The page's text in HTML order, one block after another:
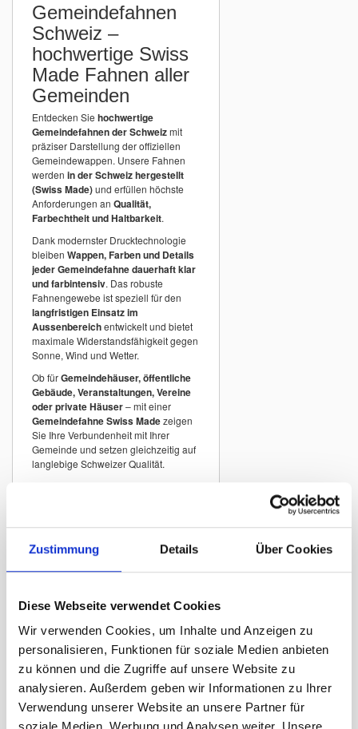
Zustimmung Details Über Cookies
Diese Webseite verwendet Cookies
Wir verwenden Cookies, um Inhalte und Anzeigen zu
personalisieren, Funktionen für soziale Medien anbieten
zu können und die Zugriffe auf unsere Website zu
analysieren. Außerdem geben wir Informationen zu Ihrer
Verwendung unserer Website an unsere Partner für
Gemeindefahnen
Schweiz –
hochwertige Swiss
Made Fahnen aller
Gemeinden
Entdecken Sie hochwertige
Gemeindefahnen der Schweizmit
präziser Darstellung der offiziellen
Gemeindewappen. Unsere Fahnen
werden in der Schweiz hergestellt
(Swiss Made)und erfüllen höchste
Anforderungen an Qualität,
Farbechtheit und Haltbarkeit.
Dank modernster Drucktechnologie
bleiben Wappen, Farben und Details
jeder Gemeindefahne dauerhaft klar
und farbintensiv. Das robuste
Fahnengewebe ist speziell für den
langfristigen Einsatz im
Aussenbereichentwickelt und bietet
maximale Widerstandsfähigkeit gegen
Sonne, Wind und Wetter.
Ob fürGemeindehäuser, öffentliche
Gebäude, Veranstaltungen, Vereine
oder private Häuser– mit einer
Gemeindefahne Swiss Madezeigen
Sie Ihre Verbundenheit mit Ihrer
Gemeinde und setzen gleichzeitig auf
langlebige Schweizer Qualität.
Schweiz A–Z
In unserem Sortiment finden Sie
Gemeindefahnen vieler Schweizer
Wappen.
Gemeindefahne Zürich
Gemeindefahne Winterthur
Gemeindefahne St. Gallen
Gemeindefahne Luzern